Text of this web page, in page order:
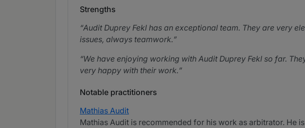
Strengths
Audit Duprey Fekl has an exceptional team. They are very
issues, always teamwork.
We have enjoying working with Audit Duprey Fekl so far.
very happy with their work.
Notable practitioners
Mathias Audit
Mathias Audit is recommended for his work as arbitrator. He